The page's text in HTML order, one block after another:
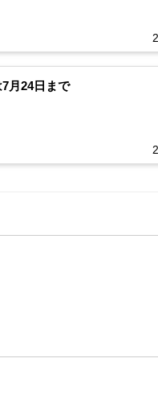
月24日まで